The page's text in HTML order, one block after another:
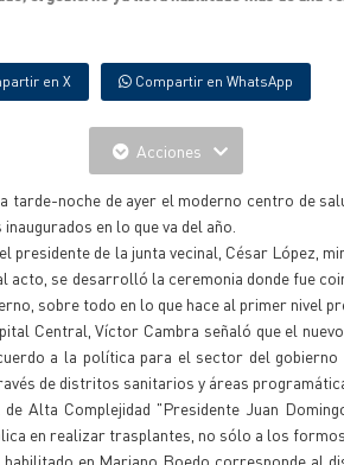
en X Compartir en WhatsApp
Acciones
tarde-noche de ayer el moderno centro de
en lo que va del año.
presidente de la junta vecinal, César López,
acto, se desarrolló la ceremonia donde fue
sobre todo en lo que hace al primer nivel
Central, Víctor Cambra señaló que el
a la política para el sector del
de distritos sanitarios y áreas
Alta Complejidad "Presidente Juan
en realizar trasplantes, no sólo a los
en Mariano Boedo corresponde al